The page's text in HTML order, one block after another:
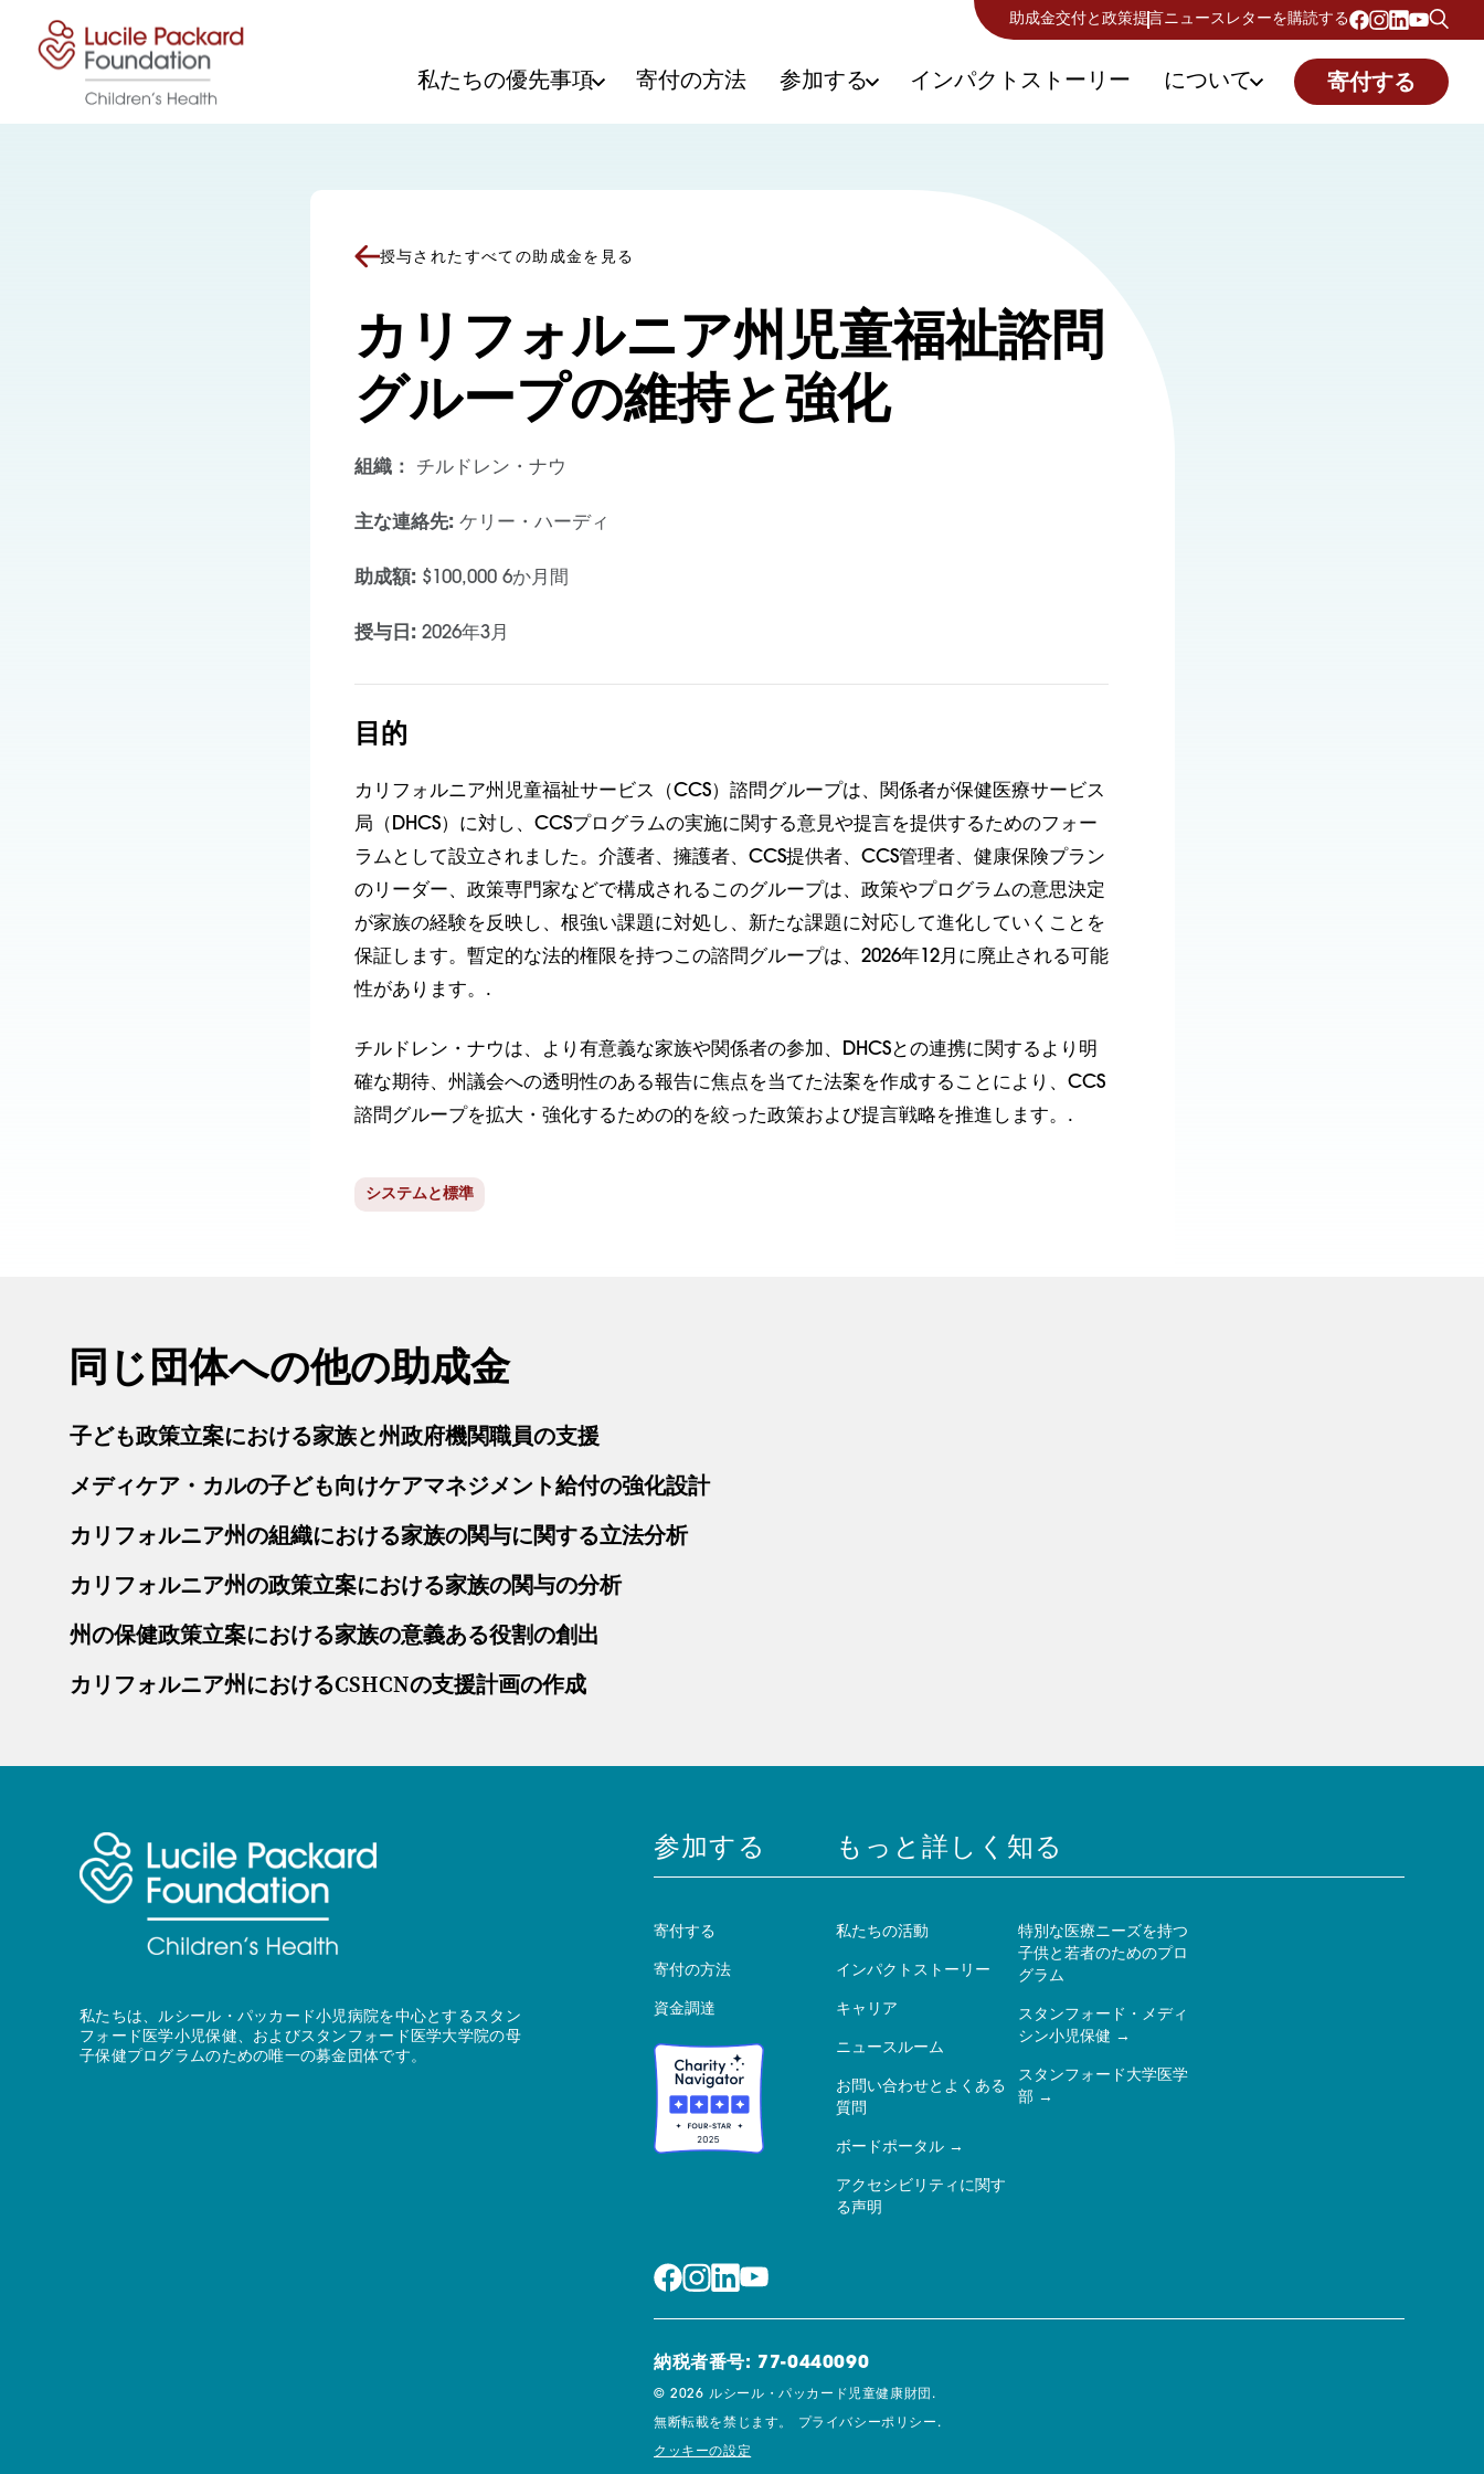
コンテンツにスキップ 助成金交付と政策提言 ニュースレターを購読する
私たちの優先事項 寄付の方法 参加する インパクトストーリー について 寄付する
授与されたすべての助成金を見る
カリフォルニア州児童福祉諮問
グループの維持と強化
組織： チルドレン・ナウ
主な連絡先:ケリー・ハーディ
助成額:$100,000 6か月間
授与日: 2026年3月
目的
カリフォルニア州児童福祉サービス（CCS）諮問グループは、関係者が保健医療サービス
局（DHCS）に対し、CCSプログラムの実施に関する意見や提言を提供するためのフォー
ラムとして設立されました。介護者、擁護者、CCS提供者、CCS管理者、健康保険プラン
のリーダー、政策専門家などで構成されるこのグループは、政策やプログラムの意思決定
が家族の経験を反映し、根強い課題に対処し、新たな課題に対応して進化していくことを
保証します。暫定的な法的権限を持つこの諮問グループは、2026年12月に廃止される可能
性があります。.
チルドレン・ナウは、より有意義な家族や関係者の参加、DHCSとの連携に関するより明
確な期待、州議会への透明性のある報告に焦点を当てた法案を作成することにより、CCS
諮問グループを拡大・強化するための的を絞った政策および提言戦略を推進します。.
システムと標準
同じ団体への他の助成金
子ども政策立案における家族と州政府機関職員の支援
メディケア・カルの子ども向けケアマネジメント給付の強化設計
カリフォルニア州の組織における家族の関与に関する立法分析
カリフォルニア州の政策立案における家族の関与の分析
州の保健政策立案における家族の意義ある役割の創出
カリフォルニア州におけるCSHCNの支援計画の作成
私たちは、ルシール・パッカード小児病院を中心とするスタン
フォード医学小児保健、およびスタンフォード医学大学院の母
子保健プログラムのための唯一の募金団体です。
参加する
寄付する
寄付の方法
資金調達
もっと詳しく知る
私たちの活動
インパクトストーリー
キャリア
ニュースルーム
お問い合わせとよくある
質問
ボードポータル
アクセシビリティに関す
る声明
特別な医療ニーズを持つ
子供と若者のためのプロ
グラム
スタンフォード・メディ
シン小児保健
スタンフォード大学医学
部
納税者番号: 77-0440090
© 2026 ルシール・パッカード児童健康財団.
無断転載を禁じます。 プライバシーポリシー.
クッキーの設定